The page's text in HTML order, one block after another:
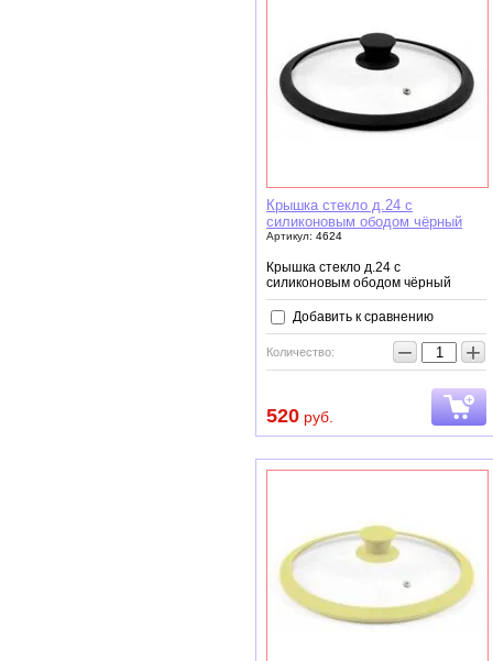
Крышка стекло д.24 с
силиконовым ободом чёрный
Артикул: 4624
Крышка стекло д.24 с
силиконовым ободом чёрный
Добавить к сравнению
Количество: − +
520 руб.